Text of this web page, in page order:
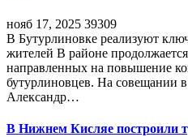
нояб 17, 2025 39309
В Бутурлиновке реализуют
жителей В районе
направленных на повышение
бутурлиновцев. На совещании
Александр…
В Нижнем Кисляе построили